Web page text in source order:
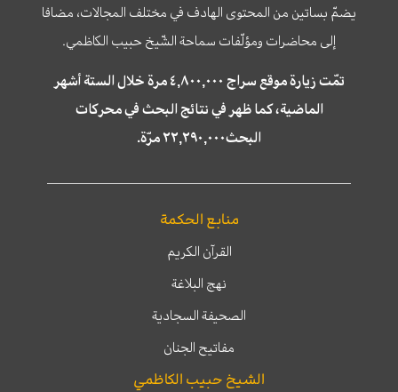
يضمّ بساتين من المحتوى الهادف في مختلف المجالات، مضافا
إلى محاضرات ومؤلّفات سماحة الشّيخ حبيب الكاظمي.
تمّت زيارة موقع سراج ٤,٨٠٠,٠٠٠ مرة خلال الستة أشهر
الماضية، كما ظهر في نتائج البحث في محركات
البحث٢٢,٢٩٠,٠٠٠ مرّة.
منابع الحكمة
القرآن الكريم
نهج البلاغة
الصحيفة السجادية
مفاتيح الجنان
الشيخ حبيب الكاظمي